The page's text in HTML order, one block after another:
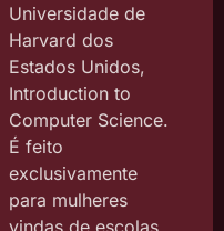
Universidade de
Harvard dos
Estados Unidos,
Introduction to
Computer Science.
É feito
exclusivamente
para mulheres
vindas de escolas